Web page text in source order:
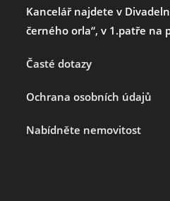
Kancelář najdete v
černého orla“, v 1.patře na
Časté dotazy
Ochrana osobních údajů
Nabídněte nemovitost